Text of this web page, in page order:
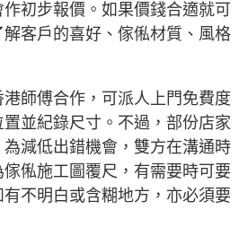
初步報價。如果價錢合適就可
客戶的喜好、傢俬材質、風格
師傅合作，可派人上門免費度
並紀錄尺寸。不過，部份店家
減低出錯機會，雙方在溝通時
俬施工圖覆尺，有需要時可要
不明白或含糊地方，亦必須要